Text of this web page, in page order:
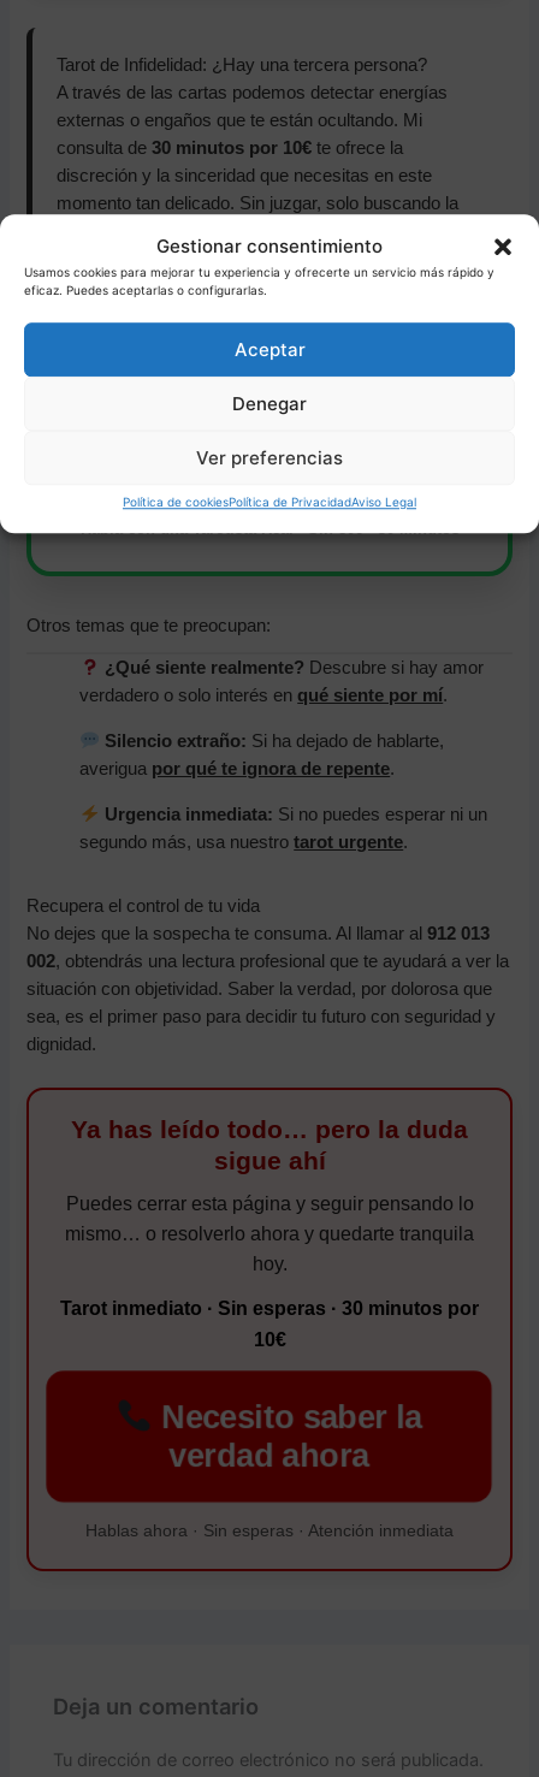
Gestionar consentimiento
Usamos cookies para mejorar tu experiencia y ofrecerte un servicio más rápido y
eficaz. Puedes aceptarlas o configurarlas.
Aceptar
Denegar
Ver preferencias
Política de cookiesPolítica de PrivacidadAviso Legal
Tarot de Infidelidad: ¿Hay una tercera persona?
A través de las cartas podemos detectar energías
externas o engaños que te están ocultando. Mi
consulta de30 minutos por 10€ te ofrece la
discreción y la sinceridad que necesitas en este
momento tan delicado. Sin juzgar, solo buscando la
🕵️ CONFIDENCIALIDAD TOTAL
10€
Otros temas que te preocupan:
¿Qué siente realmente? Descubre si hay amor
verdadero o solo interés en qué siente por mí.
Silencio extraño: Si ha dejado de hablarte,
averigua por qué te ignora de repente.
Urgencia inmediata: Si no puedes esperar ni un
segundo más, usa nuestrotarot urgente.
Recupera el control de tu vida
No dejes que la sospecha te consuma. Al llamar al912 013
002, obtendrás una lectura profesional que te ayudará a ver la
situación con objetividad. Saber la verdad, por dolorosa que
sea, es el primer paso para decidir tu futuro con seguridad y
dignidad.
Ya has leído todo… pero la duda
sigue ahí
Puedes cerrar esta página y seguir pensando lo
mismo… o resolverlo ahora y quedarte tranquila
hoy.
Tarot inmediato · Sin esperas · 30 minutos por
10€
Necesito saber la
verdad ahora
Hablas ahora · Sin esperas · Atención inmediata
Deja un comentario
Tu dirección de correo electrónico no será publicada.